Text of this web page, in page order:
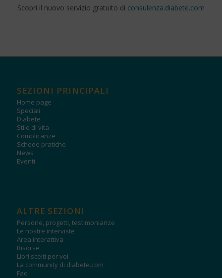
Scopri il nuovo servizio gratuito di consulenza.diabete.com
SEZIONI PRINCIPALI
Home page
Speciali
Diabete
Stile di vita
Complicanze
Schede pratiche
News
Eventi
ALTRE SEZIONI
Persone, progetti, testimonianze
Le nostre interviste
Area interattiva
Risorse
Libri scelti per voi
La community di diabete.com
Faq